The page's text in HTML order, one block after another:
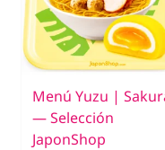
Menú Yuzu |
— Selección
JaponShop